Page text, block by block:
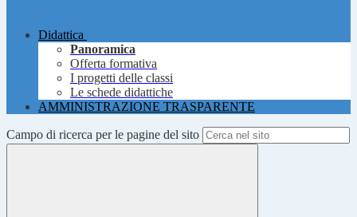
Didattica
Panoramica
Offerta formativa
I progetti delle classi
Le schede didattiche
AMMINISTRAZIONE TRASPARENTE
Campo di ricerca per le pagine del sito